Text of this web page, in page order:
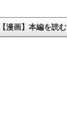
【漫画】本編を読む